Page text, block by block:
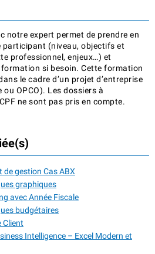
notre expert permet de prendre en
participant (niveau, objectifs et
professionnel, enjeux…) et
si besoin. Cette formation
le cadre d’un projet d’entreprise
OPCO). Les dossiers à
ne sont pas pris en compte.
gestion Cas ABX
graphiques
avec Année Fiscale
budgétaires
Client
Intelligence – Excel Modern et